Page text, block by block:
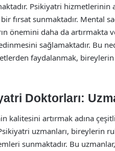
Psikiyatri hizmetlerinin
fırsat sunmaktadır. Mental
önemini daha da artırmakta
sağlamaktadır. Bu
faydalanmak, bireylerin
Doktorları:
kalitesini artırmak adına
uzmanları, bireylerin
sunmaktadır. Bu